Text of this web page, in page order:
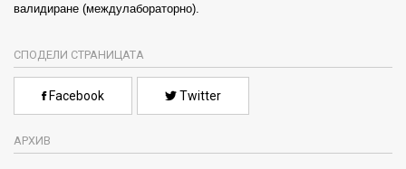
валидиране (междулабораторно).
СПОДЕЛИ СТРАНИЦАТА
Facebook Twitter
АРХИВ